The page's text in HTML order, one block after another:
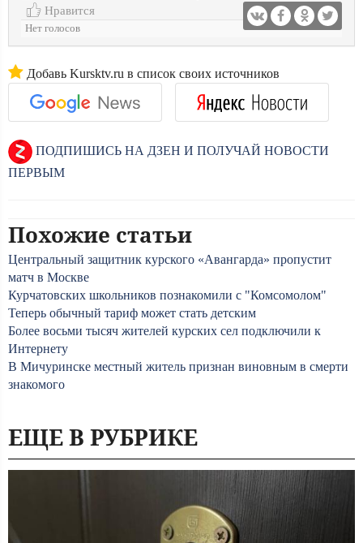
Нравится
Нет голосов
Добавь Kursktv.ru в список своих источников
ПОДПИШИСЬ НА ДЗЕН И ПОЛУЧАЙ НОВОСТИ
ПЕРВЫМ
Похожие статьи
Центральный защитник курского «Авангарда» пропустит
матч в Москве
Курчатовских школьников познакомили с "Комсомолом"
Теперь обычный тариф может стать детским
Более восьми тысяч жителей курских сел подключили к
Интернету
В Мичуринске местный житель признан виновным в смерти
знакомого
ЕЩЕ В РУБРИКЕ